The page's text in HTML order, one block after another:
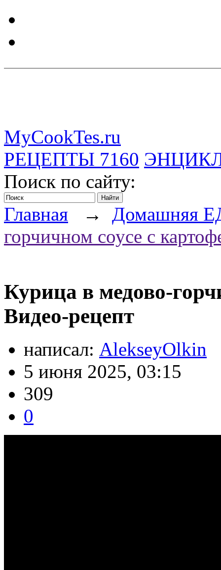
MyCookTes.ru
РЕЦЕПТЫ 7160
Поиск по сайту:
Главная → Домашняя
горчичном соусе с
Курица в медово-
Видео-рецепт
написал: AlekseyOlkin
5 июня 2025, 03:15
309
0